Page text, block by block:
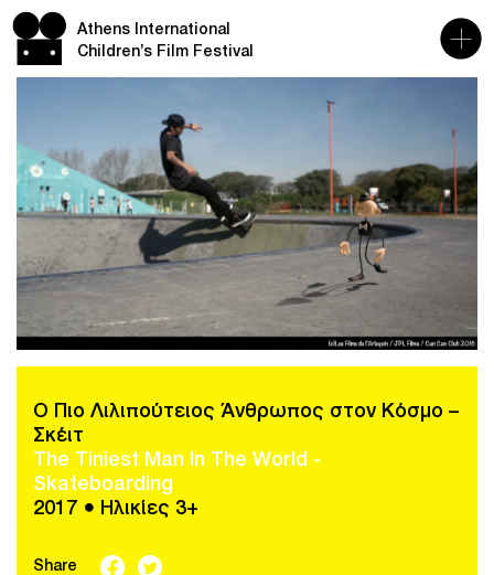
Athens International
Children’s Film Festival
Ο Πιο Λιλιπούτειος Άνθρωπος στον Κόσμο –
Σκέιτ
The Tiniest Man In The World -
Skateboarding
2017 ● Ηλικίες 3+
Share